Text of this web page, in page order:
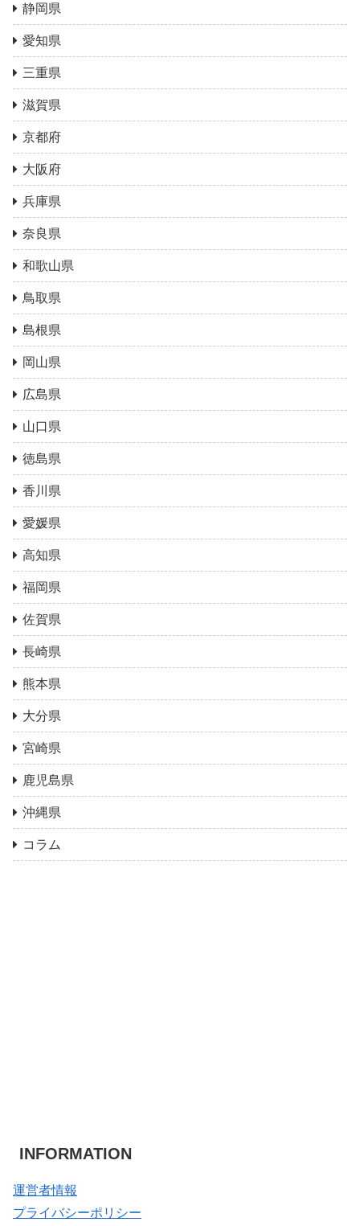
静岡県
愛知県
三重県
滋賀県
京都府
大阪府
兵庫県
奈良県
和歌山県
鳥取県
島根県
岡山県
広島県
山口県
徳島県
香川県
愛媛県
高知県
福岡県
佐賀県
長崎県
熊本県
大分県
宮崎県
鹿児島県
沖縄県
コラム
INFORMATION
運営者情報
プライバシーポリシー